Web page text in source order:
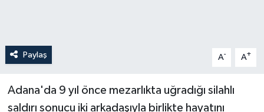
Paylaş A- A+
Adana'da 9 yıl önce mezarlıkta uğradığı silahlı
saldırı sonucu iki arkadaşıyla birlikte hayatını